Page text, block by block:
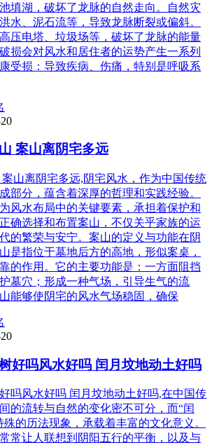
填湖，破坏了龙脉的自然走向。自然灾
水、泥石流等，导致龙脉断裂或偏斜。
压电塔、垃圾场等，破坏了龙脉的能量
损会对风水和居住者的运势产生一系列
受损：导致疾病、伤痛，特别是呼吸系
案山离阴宅多远
山离阴宅多远,阴宅风水，作为中国传统
部分，蕴含着深厚的哲理和实践经验。
风水布局中的关键要素，承担着保护和
确选择和布置案山，不仅关乎家族的运
的繁荣与安宁。案山的定义与功能在阴
是指位于墓地后方的高地，形似案桌，
的作用。它的主要功能是：一方面阻挡
墓穴；形成一种气场，引导生气的流
能够使阴宅的风水气场稳固，确保
好吗风水好吗 闰月坟地动土好吗
吗风水好吗 闰月坟地动土好吗,在中国传
的流转与自然的变化密不可分，而“闰
殊的历法现象，承载着丰富的文化意义。
常让人联想到阴阳五行的平衡，以及与